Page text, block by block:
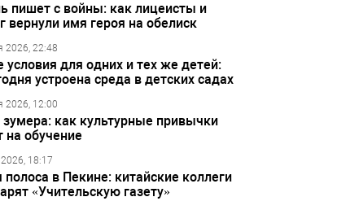
пишет с войны: как лицеисты и
вернули имя героя на обелиск
2026, 22:48
условия для одних и тех же детей:
устроена среда в детских садах
2026, 12:00
зумера: как культурные привычки
на обучение
18:17
полоса в Пекине: китайские коллеги
«Учительскую газету»